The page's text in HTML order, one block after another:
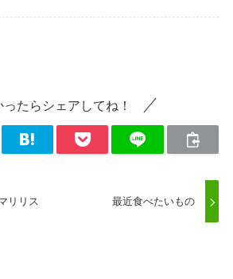
ったらシェアしてね！
リリス 最近食べたいもの